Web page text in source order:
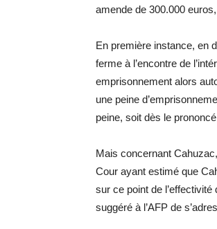
amende de 300.000
En première instance, en
ferme à l’encontre de
emprisonnement alors
une peine
peine, soit dès le
Mais concernant
Cour ayant estimé que
sur ce point de l’effectivité
suggéré à l’AFP de